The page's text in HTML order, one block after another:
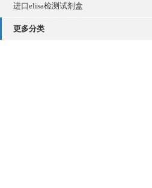
进口elisa检测试剂盒
更多分类